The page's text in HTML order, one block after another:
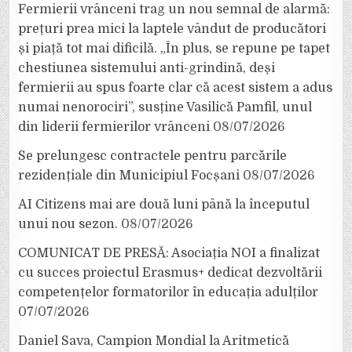
Fermierii vrânceni trag un nou semnal de alarmă:
prețuri prea mici la laptele vândut de producători
și piață tot mai dificilă. „În plus, se repune pe tapet
chestiunea sistemului anti-grindină, deși
fermierii au spus foarte clar că acest sistem a adus
numai nenorociri”, susține Vasilică Pamfil, unul
din liderii fermierilor vrânceni 08/07/2026
Se prelungesc contractele pentru parcările
rezidențiale din Municipiul Focșani 08/07/2026
AI Citizens mai are două luni până la începutul
unui nou sezon. 08/07/2026
COMUNICAT DE PRESĂ: Asociația NOI a finalizat
cu succes proiectul Erasmus+ dedicat dezvoltării
competențelor formatorilor în educația adulților
07/07/2026
Daniel Sava, Campion Mondial la Aritmetică